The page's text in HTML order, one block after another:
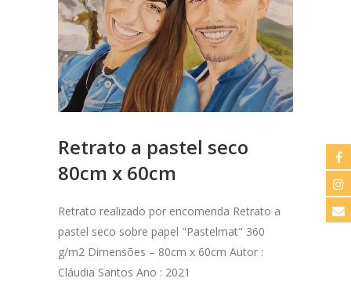
Retrato a pastel seco
80cm x 60cm
Retrato realizado por encomenda Retrato a
pastel seco sobre papel "Pastelmat" 360
g/m2 Dimensões – 80cm x 60cm Autor :
Cláudia Santos Ano : 2021